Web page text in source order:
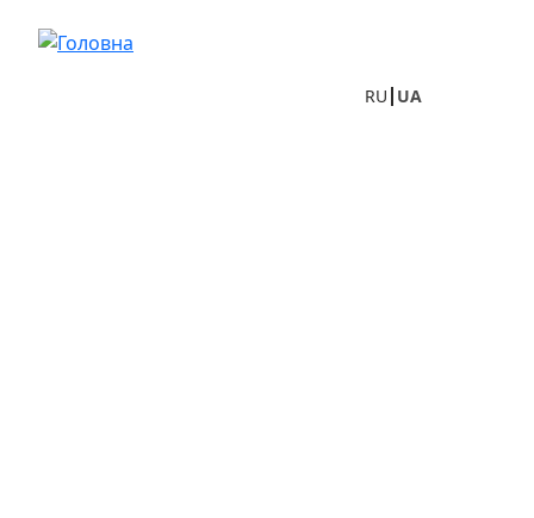
RU UA